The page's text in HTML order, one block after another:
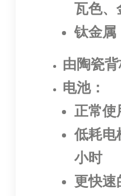
瓦色、
钛金属
由陶瓷
电池：
正常使
低耗电
小时
更快速